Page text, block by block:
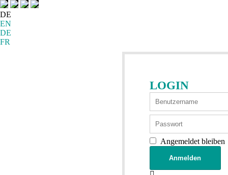
DE
EN
DE
FR
LOGIN
Angemeldet bleiben